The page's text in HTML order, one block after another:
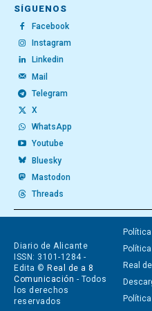
SÍGUENOS
Facebook
Instagram
Linkedin
Mail
Telegram
X
WhatsApp
Youtube
Bluesky
Mastodon
Threads
Diario de Alicante
ISSN: 3101-1284 -
Edita © Real de a 8
Comunicación - Todos
los derechos
reservados
Real